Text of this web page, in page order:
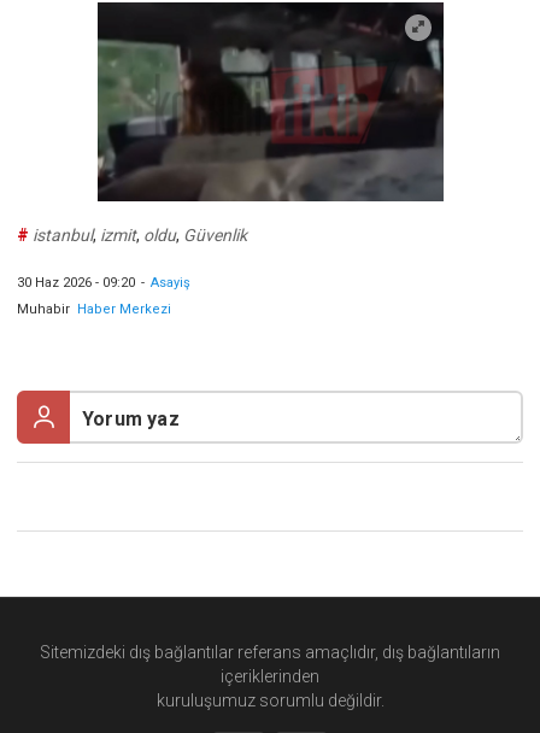
# istanbul, izmit, oldu, Güvenlik
30 Haz 2026 - 09:20 - Asayiş
Muhabir Haber Merkezi
Sitemizdeki dış bağlantılar referans amaçlıdır, dış bağlantıların
içeriklerinden
kuruluşumuz sorumlu değildir.